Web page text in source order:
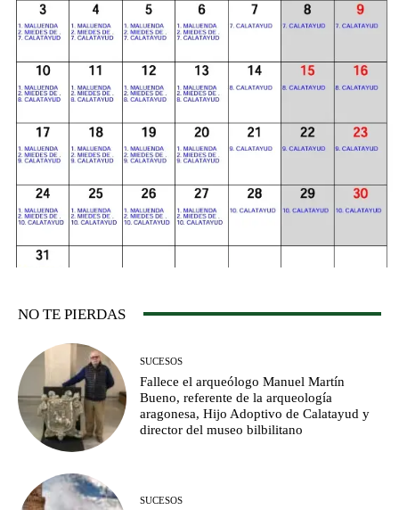
NO TE PIERDAS
SUCESOS
Fallece el arqueólogo Manuel Martín
Bueno, referente de la arqueología
aragonesa, Hijo Adoptivo de Calatayud y
director del museo bilbilitano
SUCESOS